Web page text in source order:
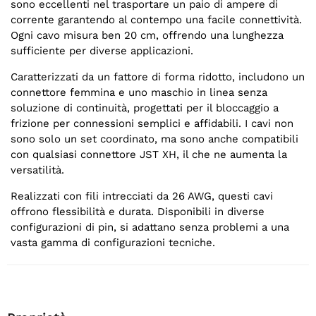
sono eccellenti nel trasportare un paio di ampere di
corrente garantendo al contempo una facile connettività.
Ogni cavo misura ben 20 cm, offrendo una lunghezza
sufficiente per diverse applicazioni.
Caratterizzati da un fattore di forma ridotto, includono un
connettore femmina e uno maschio in linea senza
soluzione di continuità, progettati per il bloccaggio a
frizione per connessioni semplici e affidabili. I cavi non
sono solo un set coordinato, ma sono anche compatibili
con qualsiasi connettore JST XH, il che ne aumenta la
versatilità.
Realizzati con fili intrecciati da 26 AWG, questi cavi
offrono flessibilità e durata. Disponibili in diverse
configurazioni di pin, si adattano senza problemi a una
vasta gamma di configurazioni tecniche.